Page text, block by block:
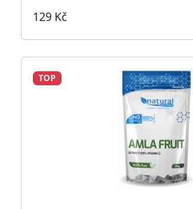
129 Kč
TOP